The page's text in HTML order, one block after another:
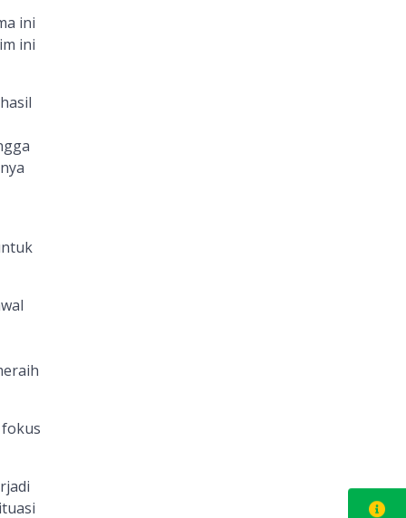
ini
ini